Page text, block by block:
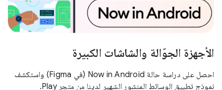
الأجهزة الجوّالة والشاشات الكبيرة
احصل على دراسة حالة Now in Android (في Figma) واستكشف
نموذج تطبيق الوسائط المنشور الشهير لدينا من متجر Play.